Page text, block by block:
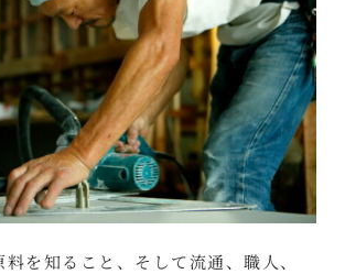
を知ること、そして流通、職人、